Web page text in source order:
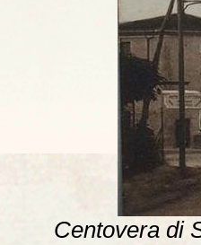
Centovera di